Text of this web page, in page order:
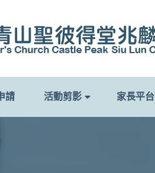
請 活動剪影 家長平台